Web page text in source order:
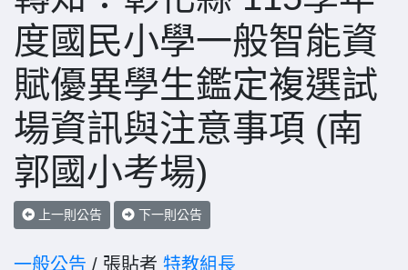
度國民小學一般智能資
賦優異學生鑑定複選試
場資訊與注意事項 (南
郭國小考場)
上一則公告 下一則公告
一般公告 / 張貼者 特教組長